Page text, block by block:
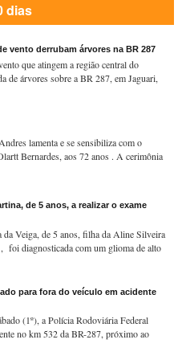
dias
vento derrubam árvores na BR 287
que atingem a região central do
de árvores sobre a BR 287, em Jaguari,
lamenta e se sensibiliza com o
Bernardes, aos 72 anos . A cerimônia
de 5 anos, a realizar o exame
da Veiga, de 5 anos, filha da Aline Silveira
foi diagnosticada com um glioma de alto
para fora do veículo em acidente
(1º), a Polícia Rodoviária Federal
no km 532 da BR-287, próximo ao